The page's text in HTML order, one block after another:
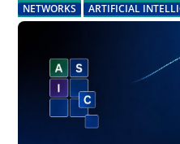
NETWORKS ARTIFICIAL